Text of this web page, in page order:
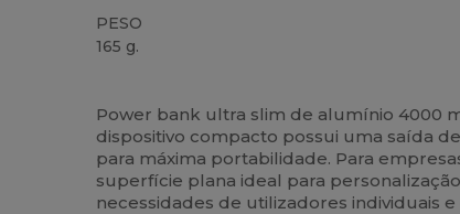
PESO
165 g.
Power bank ultra slim de alumínio 4000
dispositivo compacto possui uma saída
para máxima portabilidade. Para
superfície plana ideal para
necessidades de utilizadores individuais